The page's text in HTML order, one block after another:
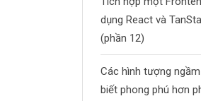
dụng React và
(phần 12)
Các hình tượng
biết phong phú hơn